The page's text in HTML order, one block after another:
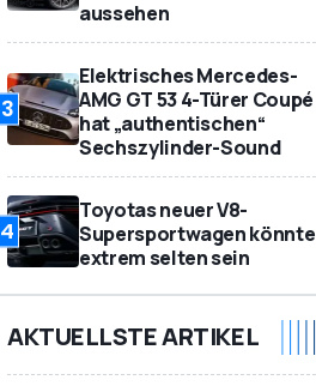
aussehen
3
Elektrisches Mercedes-
AMG GT 53 4-Türer Coupé
hat „authentischen“
Sechszylinder-Sound
4
Toyotas neuer V8-
Supersportwagen könnte
extrem selten sein
AKTUELLSTE ARTIKEL